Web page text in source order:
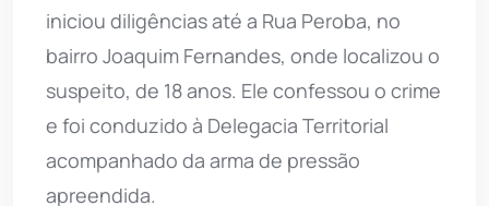
iniciou diligências até a Rua Peroba, no
bairro Joaquim Fernandes, onde localizou o
suspeito, de 18 anos. Ele confessou o crime
e foi conduzido à Delegacia Territorial
acompanhado da arma de pressão
apreendida.